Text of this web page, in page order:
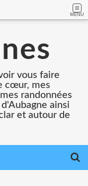
MENU
vous faire
cœur, mes
randonnées
ainsi
et autour de